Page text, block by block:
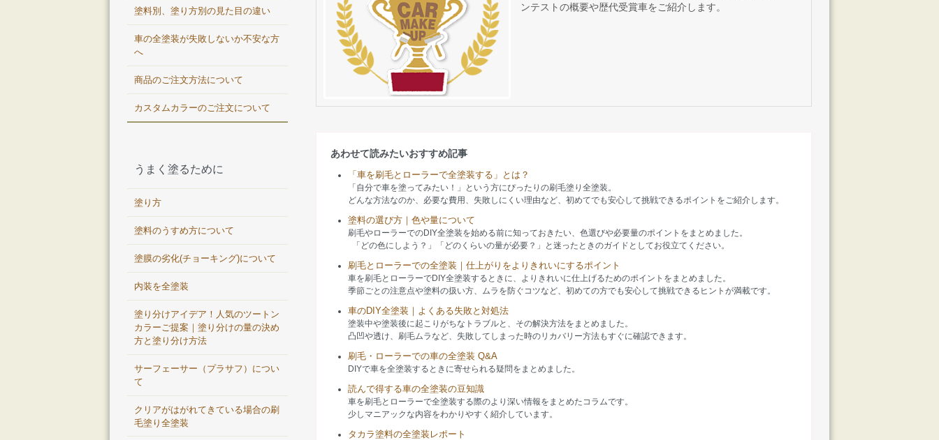
ンテストの概要や歴代受賞車をご紹介します。
あわせて読みたいおすすめ記事
「車を刷毛とローラーで全塗装する」とは？
「自分で車を塗ってみたい！」という方にぴったりの刷毛塗り全塗装。
どんな方法なのか、必要な費用、失敗しにくい理由など、初めてでも安心して挑戦できるポイントをご紹介します。
塗料の選び方｜色や量について
刷毛やローラーでのDIY全塗装を始める前に知っておきたい、色選びや必要量のポイントをまとめました。
「どの色にしよう？」「どのくらいの量が必要？」と迷ったときのガイドとしてお役立てください。
刷毛とローラーでの全塗装｜仕上がりをよりきれいにするポイント
車を刷毛とローラーでDIY全塗装するときに、よりきれいに仕上げるためのポイントをまとめました。
季節ごとの注意点や塗料の扱い方、ムラを防ぐコツなど、初めての方でも安心して挑戦できるヒントが満載です。
車のDIY全塗装｜よくある失敗と対処法
塗装中や塗装後に起こりがちなトラブルと、その解決方法をまとめました。
凸凹や透け、刷毛ムラなど、失敗してしまった時のリカバリー方法もすぐに確認できます。
刷毛・ローラーでの車の全塗装 Q&A
DIYで車を全塗装するときに寄せられる疑問をまとめました。
読んで得する車の全塗装の豆知識
車を刷毛とローラーで全塗装する際のより深い情報をまとめたコラムです。
少しマニアックな内容をわかりやすく紹介しています。
タカラ塗料の全塗装レポート
塗料別、塗り方別の見た目の違い
車の全塗装が失敗しないか不安な方
へ
商品のご注文方法について
カスタムカラーのご注文について
うまく塗るために
塗り方
塗料のうすめ方について
塗膜の劣化(チョーキング)について
内装を全塗装
塗り分けアイデア！人気のツートン
カラーご提案｜塗り分けの量の決め
方と塗り分け方法
サーフェーサー（プラサフ）につい
て
クリアがはがれてきている場合の刷
毛塗り全塗装